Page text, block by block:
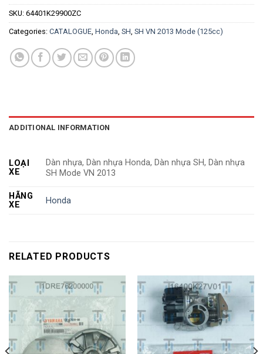
SKU: 64401K29900ZC
Categories: CATALOGUE, Honda, SH, SH VN 2013 Mode (125cc)
ADDITIONAL INFORMATION
LOẠI
XE
Dàn nhựa, Dàn nhựa Honda, Dàn nhựa SH, Dàn nhựa
SH Mode VN 2013
HÃNG
XE
Honda
RELATED PRODUCTS